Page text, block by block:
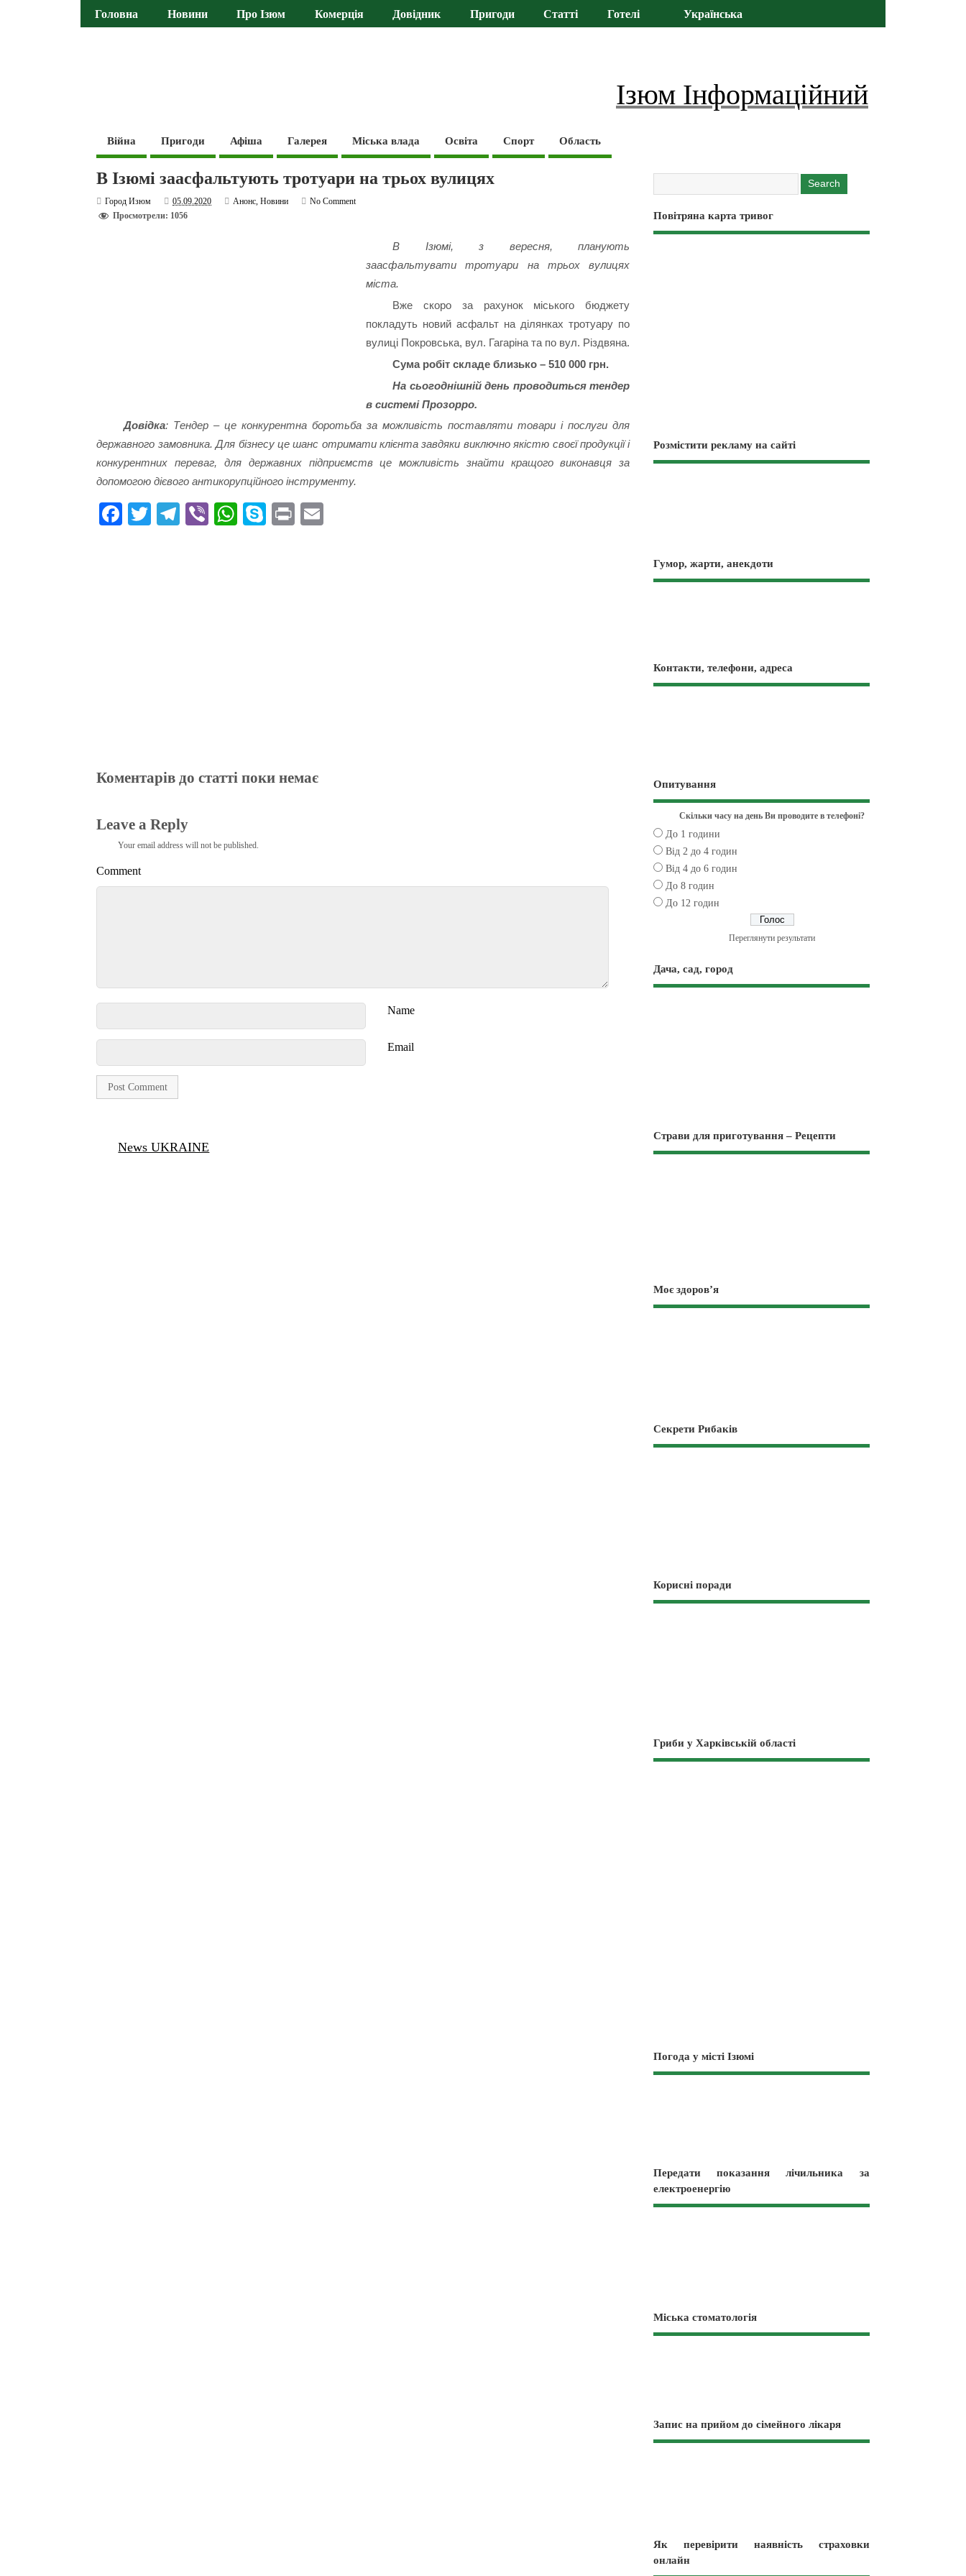
Головна Новини Про Ізюм Комерція Довідник Пригоди Статті Готелі Українська
Ізюм Інформаційний
Війна Пригоди Афіша Галерея Міська влада Освіта Спорт Область
В Ізюмі заасфальтують тротуари на трьох вулицях
Город Изюм 05.09.2020 Анонс,Новини
No Comment
Просмотрели: 1056
В Ізюмі, з вересня, планують
заасфальтувати тротуари на трьох вулицях
міста.
Вже скоро за рахунок міського бюджету
покладуть новий асфальт на ділянках тротуару по
вулиці Покровська, вул. Гагаріна та по вул. Різдвяна.
Сума робіт складе близько – 510 000 грн.
На сьогоднішній день проводиться тендер
в системі Прозорро.
Довідка: Тендер – це конкурентна боротьба за можливість поставляти товари і послуги для
державного замовника. Для бізнесу це шанс отримати клієнта завдяки виключно якістю своєї продукції і
конкурентних переваг, для державних підприємств це можливість знайти кращого виконавця за
допомогою дієвого антикорупційного інструменту.
Fa T
Te Vi
W
S
Pr
Коментарів до статті поки немає
Leave a Reply
Your email address will not be published.
Comment
Name
Email
News UKRAINE
Повітряна карта тривог
Розмістити рекламу на сайті
Гумор, жарти, анекдоти
Контакти, телефони, адреса
Опитування
Скільки часу на день Ви проводите в телефоні?
До 1 години
Від 2 до 4 годин
Від 4 до 6 годин
До 8 годин
До 12 годин
Переглянути результати
Дача, сад, город
Страви для приготування – Рецепти
Моє здоров’я
Секрети Рибаків
Корисні поради
Гриби у Харківській області
Погода у місті Ізюмі
Передати показання лічильника за
електроенергію
Міська стоматологія
Запис на прийом до сімейного лікаря
Як перевірити наявність страховки
онлайн